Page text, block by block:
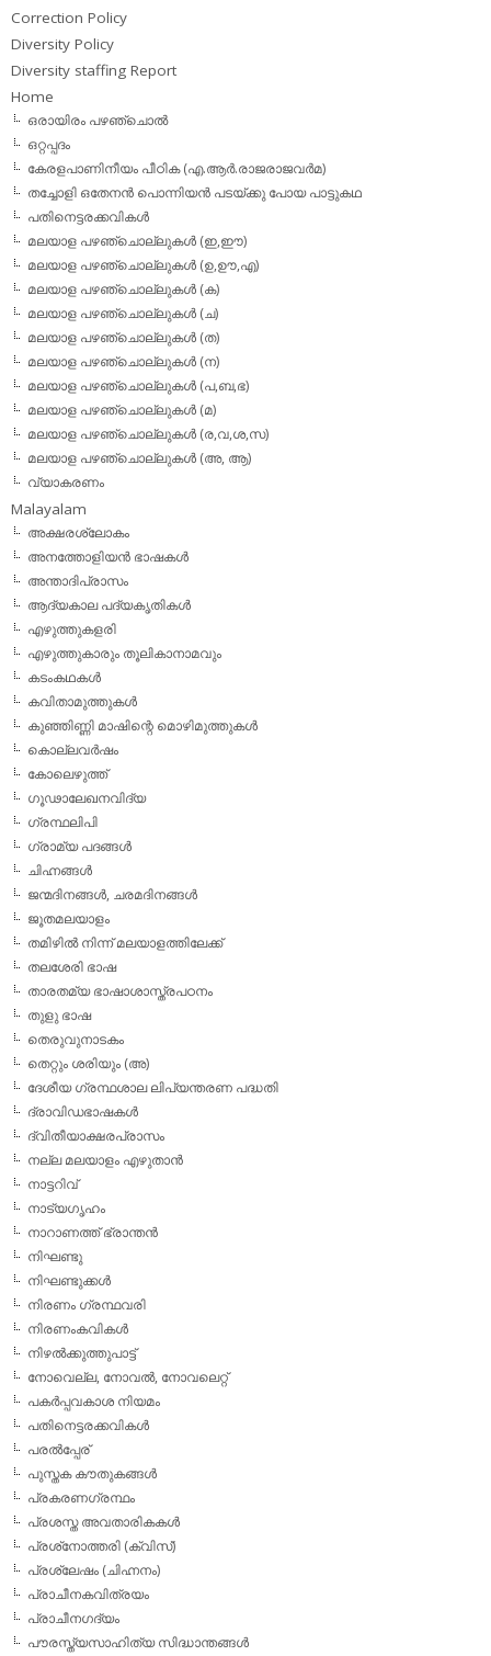
Correction Policy
Diversity Policy
Diversity staffing Report
Home
ഒരായിരം പഴഞ്ചൊല്‍
ഒറ്റപ്പദം
കേരളപാണിനീയം പീഠിക (എ.ആര്‍.രാജരാജവര്‍മ)
തച്ചോളി ഒതേനൻ പൊന്നിയൻ പടയ്‌ക്കു പോയ പാട്ടുകഥ
പതിനെട്ടരക്കവികള്‍
മലയാള പഴഞ്ചൊല്ലുകള്‍ (ഇ,ഈ)
മലയാള പഴഞ്ചൊല്ലുകള്‍ (ഉ,ഊ,എ)
മലയാള പഴഞ്ചൊല്ലുകള്‍ (ക)
മലയാള പഴഞ്ചൊല്ലുകള്‍ (ച)
മലയാള പഴഞ്ചൊല്ലുകള്‍ (ത)
മലയാള പഴഞ്ചൊല്ലുകള്‍ (ന)
മലയാള പഴഞ്ചൊല്ലുകള്‍ (പ,ബ,ഭ)
മലയാള പഴഞ്ചൊല്ലുകള്‍ (മ)
മലയാള പഴഞ്ചൊല്ലുകള്‍ (ര,വ,ശ,സ)
മലയാള പഴഞ്ചൊല്ലുകൾ (അ, ആ)
വ്യാകരണം
Malayalam
അക്ഷരശ്ലോകം
അനത്തോളിയന്‍ ഭാഷകള്‍
അന്താദിപ്രാസം
ആദ്യകാല പദ്യകൃതികള്‍
എഴുത്തുകളരി
എഴുത്തുകാരും തൂലികാനാമവും
കടംകഥകള്‍
കവിതാമുത്തുകള്‍
കുഞ്ഞിണ്ണി മാഷിന്റെ മൊഴിമുത്തുകള്‍
കൊല്ലവര്‍ഷം
കോലെഴുത്ത്
ഗൂഢാലേഖനവിദ്യ
ഗ്രന്ഥലിപി
ഗ്രാമ്യ പദങ്ങള്‍
ചിഹ്നങ്ങള്‍
ജന്മദിനങ്ങള്‍, ചരമദിനങ്ങള്‍
ജൂതമലയാളം
തമിഴില്‍ നിന്ന് മലയാളത്തിലേക്ക്
തലശേരി ഭാഷ
താരതമ്യ ഭാഷാശാസ്ത്രപഠനം
തുളു ഭാഷ
തെരുവുനാടകം
തെറ്റും ശരിയും (അ)
ദേശീയ ഗ്രന്ഥശാല ലിപ്യന്തരണ പദ്ധതി
ദ്രാവിഡഭാഷകള്‍
ദ്വിതീയാക്ഷരപ്രാസം
നല്ല മലയാളം എഴുതാന്‍
നാട്ടറിവ്
നാട്യഗൃഹം
നാറാണത്ത് ഭ്രാന്തന്‍
നിഘണ്ടു
നിഘണ്ടുക്കള്‍
നിരണം ഗ്രന്ഥവരി
നിരണംകവികള്‍
നിഴല്‍ക്കുത്തുപാട്ട്
നോവെല്ല, നോവല്‍, നോവലെറ്റ്
പകര്‍പ്പവകാശ നിയമം
പതിനെട്ടരക്കവികള്‍
പരല്‍പ്പേര്
പുസ്തക കൗതുകങ്ങള്‍
പ്രകരണഗ്രന്ഥം
പ്രശസ്ത അവതാരികകള്‍
പ്രശ്‌നോത്തരി (ക്വിസ്)
പ്രശ്ലേഷം (ചിഹ്നനം)
പ്രാചീനകവിത്രയം
പ്രാചീനഗദ്യം
പൗരസ്ത്യസാഹിത്യ സിദ്ധാന്തങ്ങള്‍